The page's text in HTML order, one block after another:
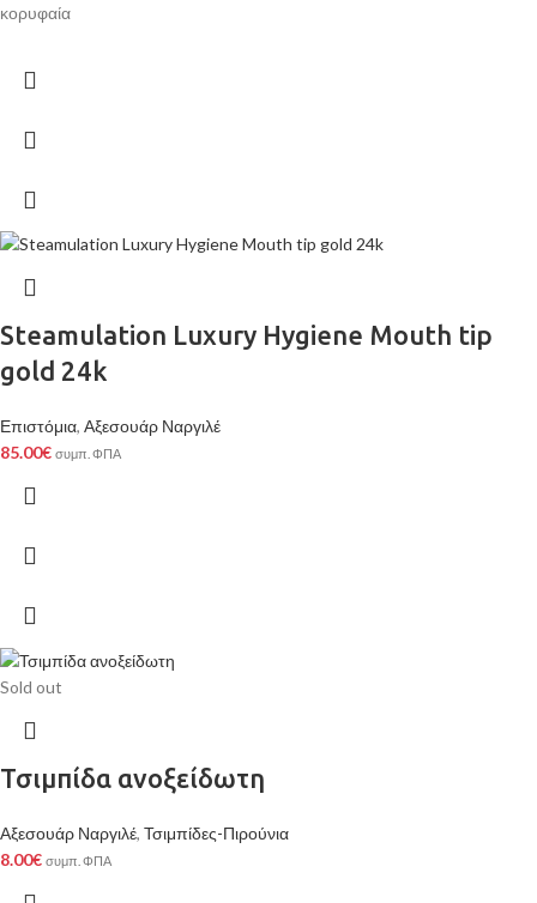
κορυφαία
Steamulation Luxury Hygiene Mouth tip
gold 24k
Επιστόμια, Αξεσουάρ Ναργιλέ
85.00€ συμπ. ΦΠΑ
Sold out
Τσιμπίδα ανοξείδωτη
Αξεσουάρ Ναργιλέ, Τσιμπίδες-Πιρούνια
8.00€ συμπ. ΦΠΑ